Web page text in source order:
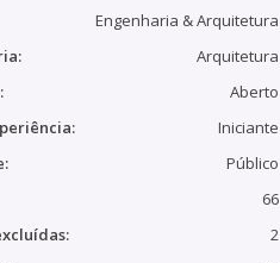
Engenharia & Arquitetura
Arquitetura
Aberto
Iniciante
Público
66
2